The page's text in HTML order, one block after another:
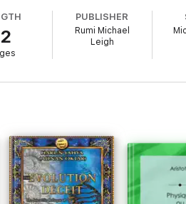
les professionnels cherchant à
découvertes en médecine.
maîtriser les concepts clés de
PUBLISHER
Rumi Michael
Leigh